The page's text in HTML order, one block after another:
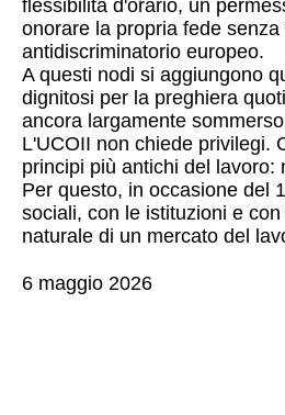
flessibilità d'orario, un
onorare la propria fede
antidiscriminatorio europeo.
A questi nodi si aggiungono
dignitosi per la preghiera
ancora largamente
L'UCOII non chiede privilegi.
principi più antichi del
Per questo, in occasione del
sociali, con le istituzioni e
naturale di un mercato del
6 maggio 2026